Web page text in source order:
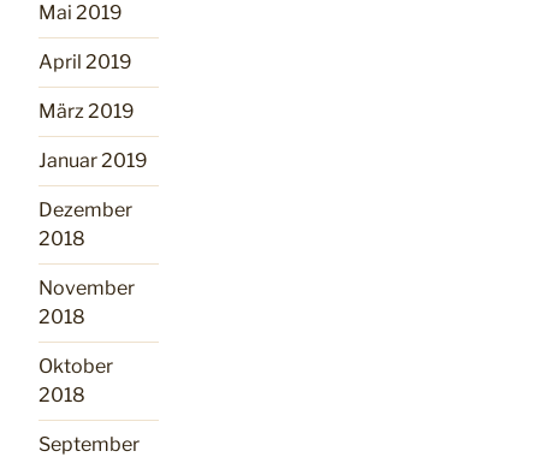
Mai 2019
April 2019
März 2019
Januar 2019
Dezember
2018
November
2018
Oktober
2018
September